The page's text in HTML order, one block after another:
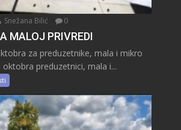
Snežana Bilić 0
MALOJ PRIVREDI
za preduzetnike, mala i mikro
preduzetnici, mala i...